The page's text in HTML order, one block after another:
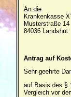
An die
Krankenkasse
Musterstraße 14
84036 Landshut
Antrag auf
Sehr geehrte
auf Basis des §
Vergleich vor